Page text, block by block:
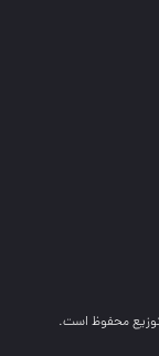
محفوظ است.